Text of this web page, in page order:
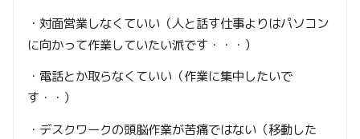
・対面営業しなくていい（人と話す仕事よりはパソコン
に向かって作業していたい派です・・・）
・電話とか取らなくていい（作業に集中したいで
す・・）
・デスクワークの頭脳作業が苦痛ではない（移動した